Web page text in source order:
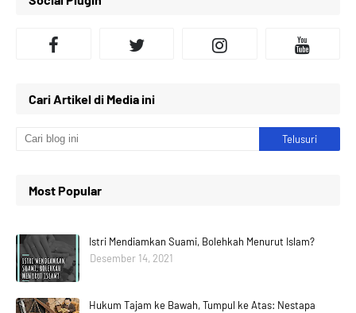
Cari Artikel di Media ini
Most Popular
Istri Mendiamkan Suami, Bolehkah Menurut Islam?
Desember 14, 2021
Hukum Tajam ke Bawah, Tumpul ke Atas: Nestapa